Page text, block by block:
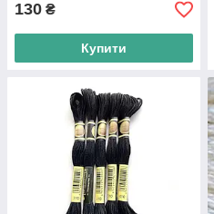
130 ₴
Купити